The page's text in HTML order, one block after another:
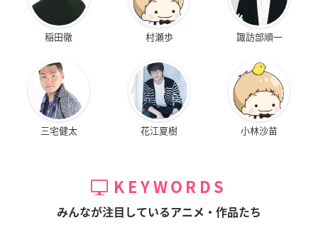
稲田徹 村瀬歩 諏訪部順一
三宅健太 花江夏樹 小林沙苗
KEYWORDS
みんなが注目しているアニメ・作品たち